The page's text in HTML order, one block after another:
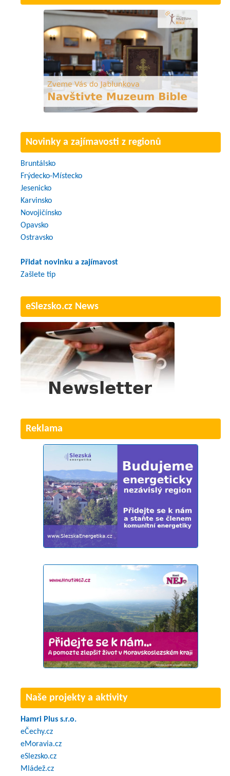
Novinky a zajímavosti z regionů
Bruntálsko
Frýdecko-Místecko
Jesenicko
Karvinsko
Novojičínsko
Opavsko
Ostravsko
Přidat novinku a zajímavost
Zašlete tip
eSlezsko.cz News
Reklama
Naše projekty a aktivity
Hamri Plus s.r.o.
eČechy.cz
eMoravia.cz
eSlezsko.cz
Mládež.cz